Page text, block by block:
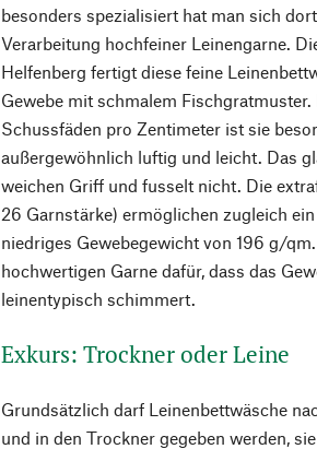
besonders spezialisiert hat man sich
Verarbeitung hochfeiner Leinengarne.
Helfenberg fertigt diese feine
Gewebe mit schmalem
Schussfäden pro Zentimeter ist sie
außergewöhnlich luftig und leicht. Das
weichen Griff und fusselt nicht. Die
26 Garnstärke) ermöglichen zugleich
niedriges Gewebegewicht von 196 g/
hochwertigen Garne dafür, dass das
leinentypisch schimmert.
Exkurs: Trockner oder Leine
Grundsätzlich darf Leinenbettwäsche
und in den Trockner gegeben werden,